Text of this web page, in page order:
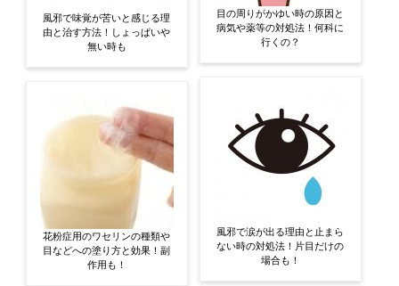
風邪で味覚が苦いと感じる理
由と治す方法！しょっぱいや
無い時も
花粉症用のワセリンの種類や
目などへの塗り方と効果！副
作用も！
目の周りがかゆい時の原因と
病気や薬等の対処法！何科に
行くの？
風邪で涙が出る理由と止まら
ない時の対処法！片目だけの
場合も！